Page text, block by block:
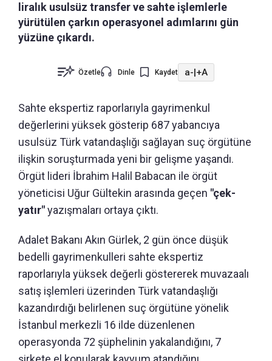
liralık usulsüz transfer ve sahte işlemlerle
yürütülen çarkın operasyonel adımlarını gün
yüzüne çıkardı.
Özetle Dinle Kaydet a-|+A
Sahte ekspertiz raporlarıyla gayrimenkul
değerlerini yüksek gösterip 687 yabancıya
usulsüz Türk vatandaşlığı sağlayan suç örgütüne
ilişkin soruşturmada yeni bir gelişme yaşandı.
Örgüt lideri İbrahim Halil Babacan ile örgüt
yöneticisi Uğur Gültekin arasında geçen "çek-
yatır"yazışmaları ortaya çıktı.
Adalet Bakanı Akın Gürlek, 2 gün önce düşük
bedelli gayrimenkulleri sahte ekspertiz
raporlarıyla yüksek değerli göstererek muvazaalı
satış işlemleri üzerinden Türk vatandaşlığı
kazandırdığı belirlenen suç örgütüne yönelik
İstanbul merkezli 16 ilde düzenlenen
operasyonda 72 şüphelinin yakalandığını, 7